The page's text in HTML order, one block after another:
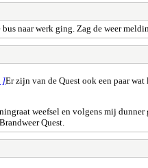
bus naar werk ging. Zag de weer
]Er zijn van de Quest ook een paar
weefsel en volgens mij
Quest.